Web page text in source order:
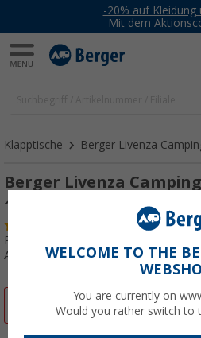
-20% auf Kleidung
Mit dem
Klapptische Berger Livenza
Berger Livenza
120 x 70 cm
Produkttester:
Art.-Nr.: 733460WELCOME TO THE
You are currently on
Would you rather switch to